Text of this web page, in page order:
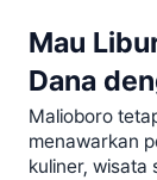
Mau
Dana
Malioboro
menawarkan
kuliner, wisata